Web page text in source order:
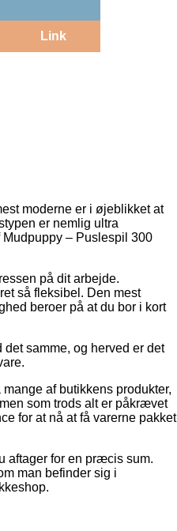
Link
moderne er i øjeblikket at
er nemlig ultra
– Puslespil 300
på dit arbejde.
så fleksibel. Den mest
beroer på at du bor i kort
samme, og herved er det
af butikkens produkter,
som trods alt er påkrævet
for at nå at få varerne pakket
aftager for en præcis sum.
man befinder sig i